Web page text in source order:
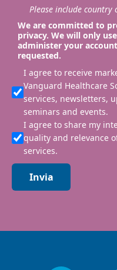
Please include country
We are committed to
privacy. We will only
administer your
requested.
I agree to receive
Vanguard Healthcare
services, newsletters,
seminars and events.
I agree to share my
quality and relevance
services.
Invia